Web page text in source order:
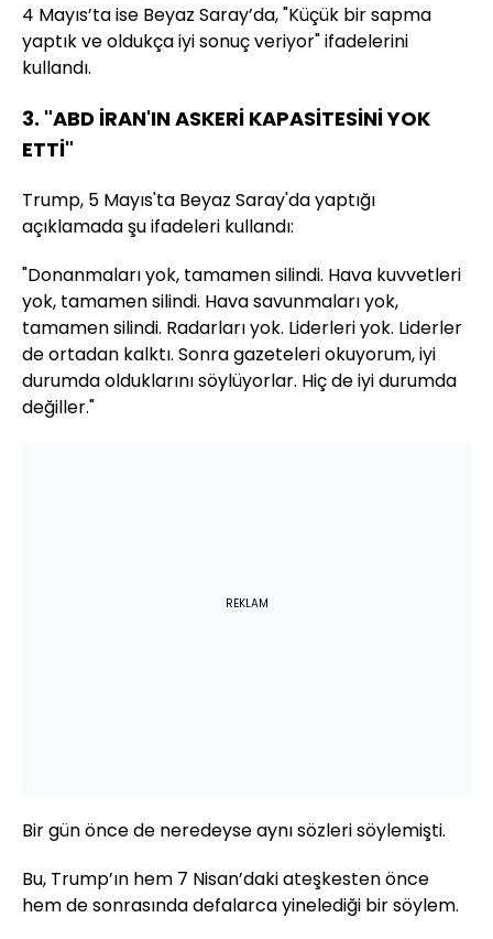
4 Mayıs’ta ise Beyaz Saray’da, "Küçük bir sapma
yaptık ve oldukça iyi sonuç veriyor" ifadelerini
kullandı.
3. "ABD İRAN'IN ASKERİ KAPASİTESİNİ YOK
ETTİ"
Trump, 5 Mayıs'ta Beyaz Saray'da yaptığı
açıklamada şu ifadeleri kullandı:
"Donanmaları yok, tamamen silindi. Hava kuvvetleri
yok, tamamen silindi. Hava savunmaları yok,
tamamen silindi. Radarları yok. Liderleri yok. Liderler
de ortadan kalktı. Sonra gazeteleri okuyorum, iyi
durumda olduklarını söylüyorlar. Hiç de iyi durumda
değiller."
REKLAM
Bir gün önce de neredeyse aynı sözleri söylemişti.
Bu, Trump’ın hem 7 Nisan’daki ateşkesten önce
hem de sonrasında defalarca yinelediği bir söylem.